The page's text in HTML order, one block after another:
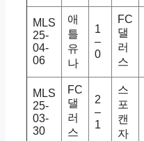
MLS
25-
04-
06
애
틀
유
나
1
–
0
FC
댈
러
스
MLS
25-
03-
30
FC
댈
러
스
2
–
1
스
포
캔
자